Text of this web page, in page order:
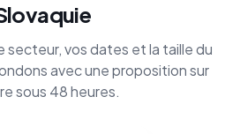
secteur, vos dates et la taille du
avec une proposition sur
sous 48 heures.